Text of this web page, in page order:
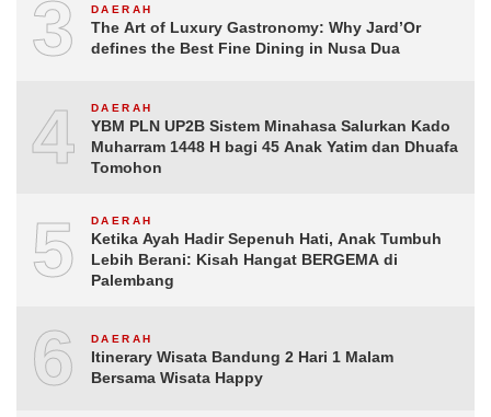
3 DAERAH
The Art of Luxury Gastronomy: Why Jard’Or
defines the Best Fine Dining in Nusa Dua
4 DAERAH
YBM PLN UP2B Sistem Minahasa Salurkan Kado
Muharram 1448 H bagi 45 Anak Yatim dan Dhuafa
Tomohon
5 DAERAH
Ketika Ayah Hadir Sepenuh Hati, Anak Tumbuh
Lebih Berani: Kisah Hangat BERGEMA di
Palembang
6 DAERAH
Itinerary Wisata Bandung 2 Hari 1 Malam
Bersama Wisata Happy